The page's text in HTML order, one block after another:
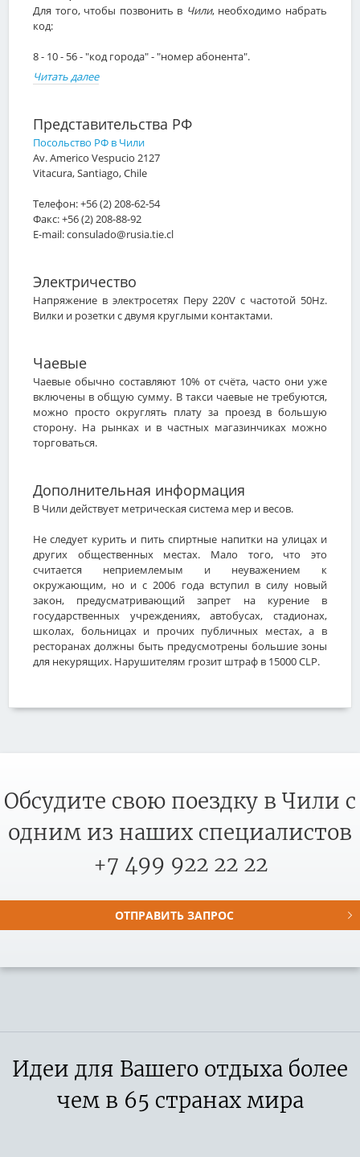
Для того, чтобы позвонить в Чили, необходимо набрать
код:
8 - 10 - 56 - "код города" - "номер абонента".
Читать далее
Представительства РФ
Посольство РФ в Чили
Av. Americo Vespucio 2127
Vitacura, Santiago, Chile
Телефон: +56 (2) 208-62-54
Факс: +56 (2) 208-88-92
E-mail: consulado@rusia.tie.cl
Электричество
Напряжение в электросетях Перу 220V c частотой 50Hz.
Вилки и розетки с двумя круглыми контактами.
Чаевые
Чаевые обычно составляют 10% от счёта, часто они уже
включены в общую сумму. В такси чаевые не требуются,
можно просто округлять плату за проезд в большую
сторону. На рынках и в частных магазинчиках можно
торговаться.
Дополнительная информация
В Чили действует метрическая система мер и весов.
Не следует курить и пить спиртные напитки на улицах и
других общественных местах. Мало того, что это
считается неприемлемым и неуважением к
окружающим, но и с 2006 года вступил в силу новый
закон, предусматривающий запрет на курение в
государственных учреждениях, автобусах, стадионах,
школах, больницах и прочих публичных местах, а в
ресторанах должны быть предусмотрены большие зоны
для некурящих. Нарушителям грозит штраф в 15000 CLP.
Обсудите свою поездку в Чили с
одним из наших специалистов
+7 499 922 22 22
ОТПРАВИТЬ ЗАПРОС
Идеи для Вашего отдыха более
чем в 65 странах мира